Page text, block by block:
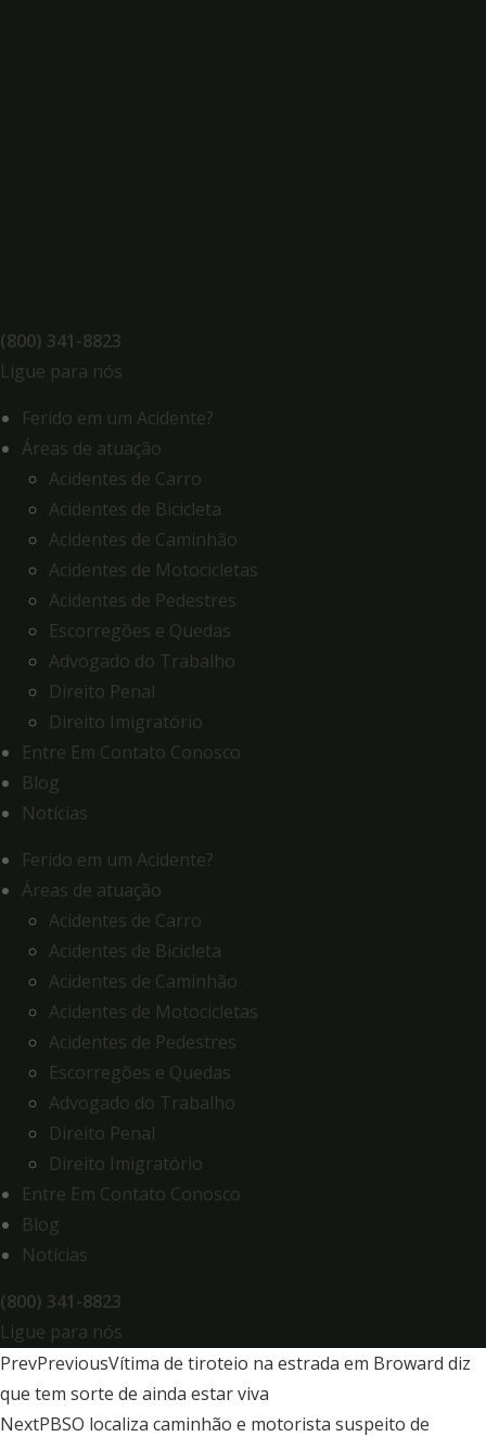
(800) 341-8823
Ligue para nós
Ferido em um Acidente?
Áreas de atuação
Acidentes de Carro
Acidentes de Bicicleta
Acidentes de Caminhão
Acidentes de Motocicletas
Acidentes de Pedestres
Escorregões e Quedas
Advogado do Trabalho
Direito Penal
Direito Imigratório
Entre Em Contato Conosco
Blog
Notícias
Ferido em um Acidente?
Áreas de atuação
Acidentes de Carro
Acidentes de Bicicleta
Acidentes de Caminhão
Acidentes de Motocicletas
Acidentes de Pedestres
Escorregões e Quedas
Advogado do Trabalho
Direito Penal
Direito Imigratório
Entre Em Contato Conosco
Blog
Notícias
(800) 341-8823
Ligue para nós
PrevPreviousVítima de tiroteio na estrada em Broward diz
que tem sorte de ainda estar viva
NextPBSO localiza caminhão e motorista suspeito de